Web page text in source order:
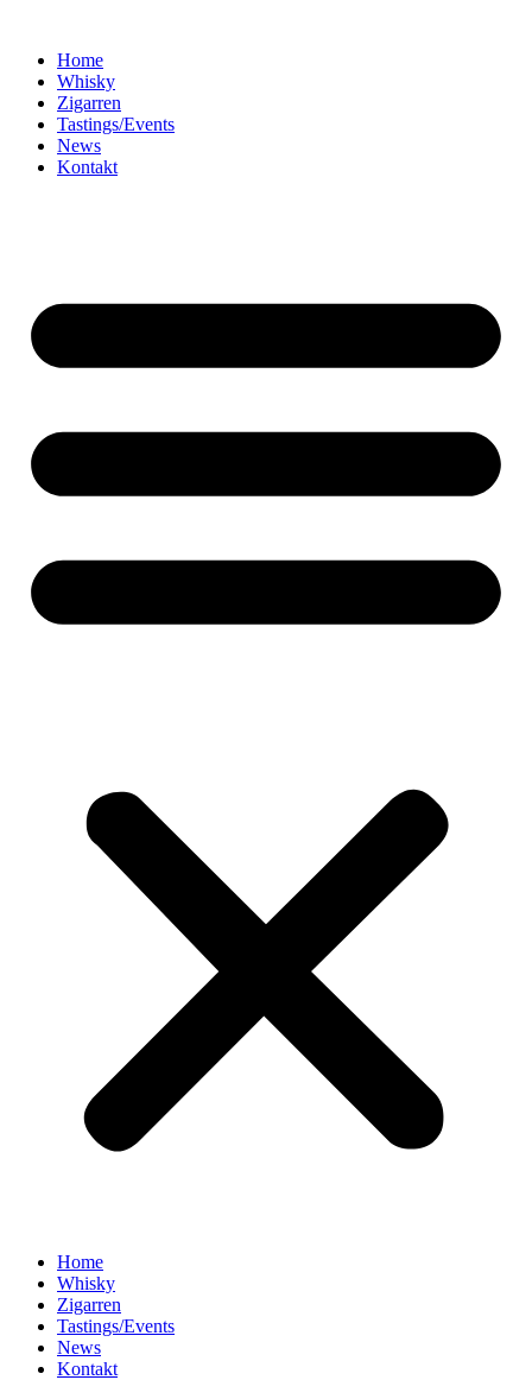
Home
Whisky
Zigarren
Tastings/Events
News
Kontakt
Home
Whisky
Zigarren
Tastings/Events
News
Kontakt